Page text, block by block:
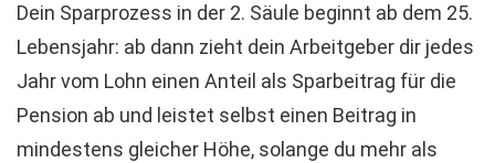
Dein Sparprozess in der 2. Säule beginnt ab dem 25.
Lebensjahr: ab dann zieht dein Arbeitgeber dir jedes
Jahr vom Lohn einen Anteil als Sparbeitrag für die
Pension ab und leistet selbst einen Beitrag in
mindestens gleicher Höhe, solange du mehr als